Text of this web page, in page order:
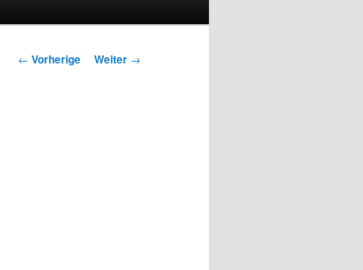
Beitrags-
← Vorherige Weiter →